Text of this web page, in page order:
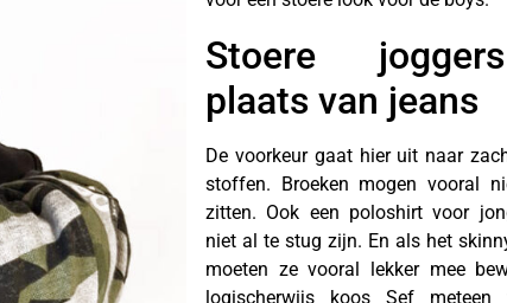
Stoere
plaats van jeans
De voorkeur gaat hier uit naar
stoffen. Broeken mogen vooral
zitten. Ook een poloshirt voor
niet al te stug zijn. En als het
moeten ze vooral lekker mee
logischerwijs koos Sef meteen